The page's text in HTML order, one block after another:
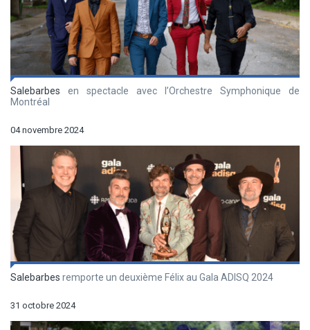
Salebarbes en spectacle avec l’Orchestre Symphonique de
Montréal
04 novembre 2024
Salebarbes remporte un deuxième Félix au Gala ADISQ 2024
31 octobre 2024